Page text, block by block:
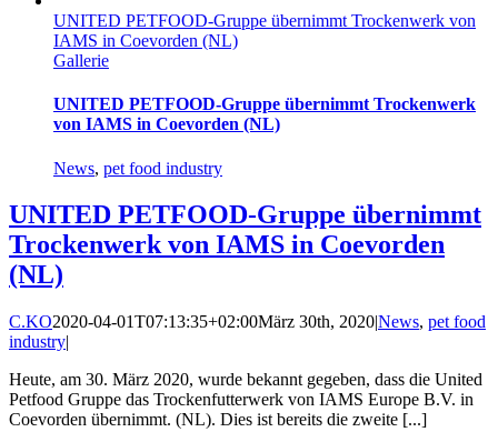
UNITED PETFOOD-Gruppe übernimmt Trockenwerk von
IAMS in Coevorden (NL)
Gallerie
UNITED PETFOOD-Gruppe übernimmt Trockenwerk
von IAMS in Coevorden (NL)
News, pet food industry
UNITED PETFOOD-Gruppe übernimmt
Trockenwerk von IAMS in Coevorden
(NL)
C.KO2020-04-01T07:13:35+02:00März 30th, 2020|News, pet food
industry|
Heute, am 30. März 2020, wurde bekannt gegeben, dass die United
Petfood Gruppe das Trockenfutterwerk von IAMS Europe B.V. in
Coevorden übernimmt. (NL). Dies ist bereits die zweite [...]